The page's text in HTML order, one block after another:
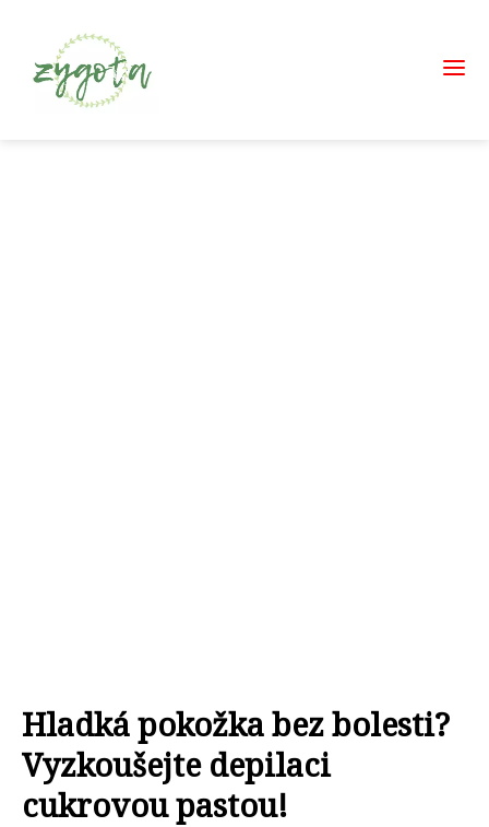
Hladká pokožka bez bolesti?
Vyzkoušejte depilaci
cukrovou pastou!